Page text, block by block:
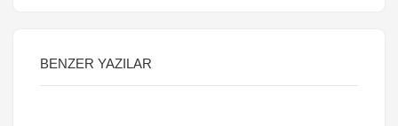
BENZER YAZILAR